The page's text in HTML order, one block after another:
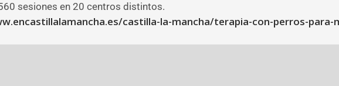
sesiones en 20 centros distintos.
castilla-la-mancha/terapia-con-perros-